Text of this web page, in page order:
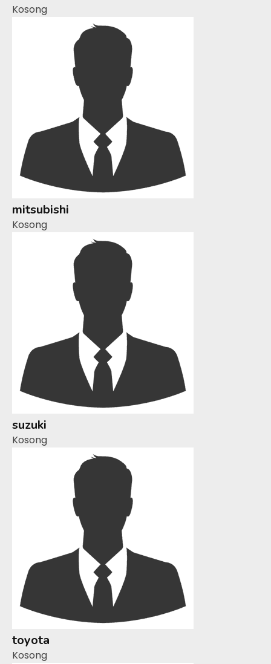
Kosong
mitsubishi
Kosong
suzuki
Kosong
toyota
Kosong